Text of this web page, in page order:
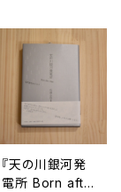
『天の川銀河発
電所 Born afte